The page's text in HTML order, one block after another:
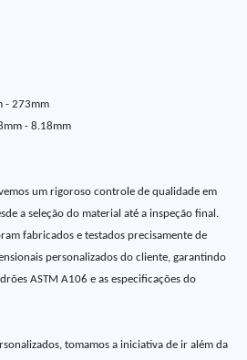
- 273mm
- 8.18mm
um rigoroso controle de qualidade em
a seleção do material até a inspeção final.
fabricados e testados precisamente de
personalizados do cliente, garantindo
ASTM A106 e as especificações do
tomamos a iniciativa de ir além da